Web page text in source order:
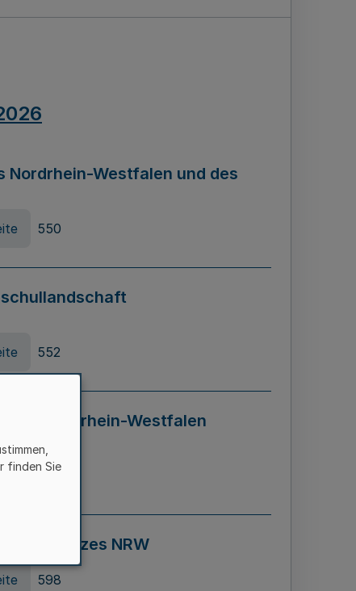
Westfalen und des
550
552
in Nordrhein-Westfalen
NRW)
595
Gesetzes NRW
598
finden Sie